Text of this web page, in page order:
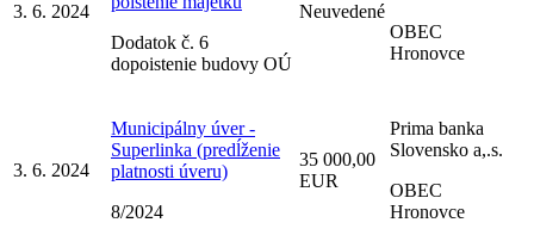
3. 6. 2024
Dodatok č. 6
dopoistenie budovy OÚ
Neuvedené
OBEC
Hronovce
3. 6. 2024
Municipálny úver -
Superlinka (predĺženie
platnosti úveru)
8/2024
35 000,00
EUR
Prima banka
Slovensko a,.s.
OBEC
Hronovce